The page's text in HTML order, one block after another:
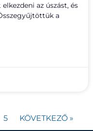
az úszást, és
a
5 KÖVETKEZŐ »